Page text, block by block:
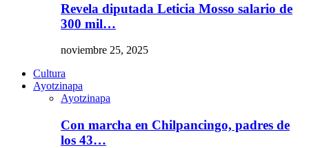
Revela diputada Leticia Mosso salario de
300 mil…
noviembre 25, 2025
Cultura
Ayotzinapa
Ayotzinapa
Con marcha en Chilpancingo, padres de
los 43…